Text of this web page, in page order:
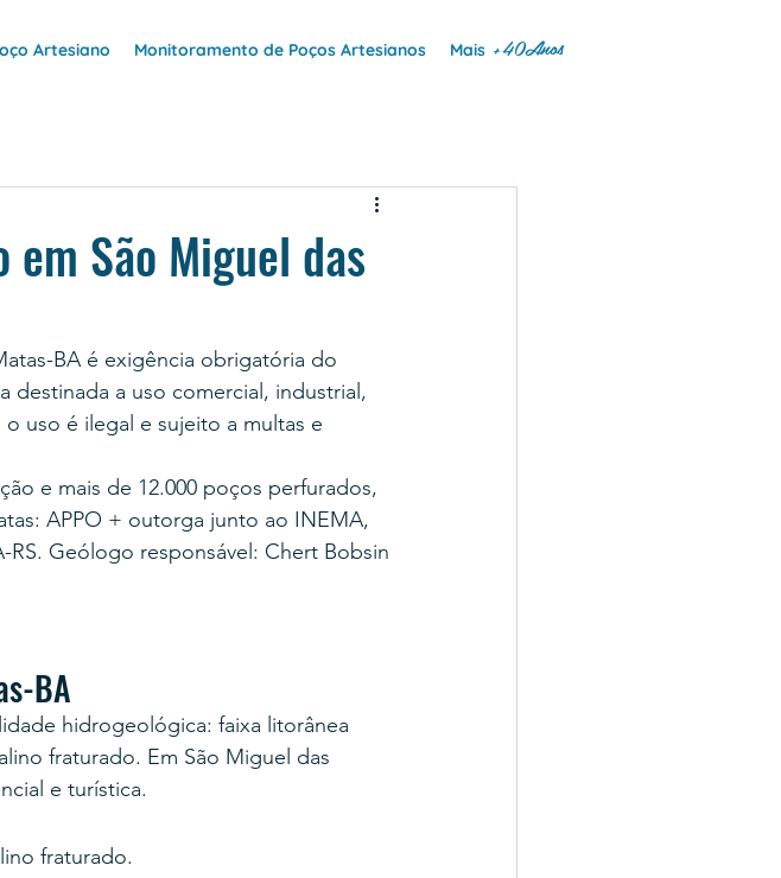
Artesiano Monitoramento de Poços Artesianos Mais +40Anos
São Miguel das
BA é exigência obrigatória do
destinada a uso comercial, industrial,
uso é ilegal e sujeito a multas e
e mais de 12.000 poços perfurados,
APPO + outorga junto ao INEMA,
Geólogo responsável: Chert Bobsin
BA
hidrogeológica: faixa litorânea
fraturado. Em São Miguel das
e turística.
fraturado.